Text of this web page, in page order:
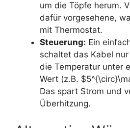
um die Töpfe herum.
dafür vorgesehene,
mit Thermostat.
Steuerung: Ein
schaltet das Kabel
die Temperatur unter
Wert (z.B.
Das spart Strom und
Überhitzung.